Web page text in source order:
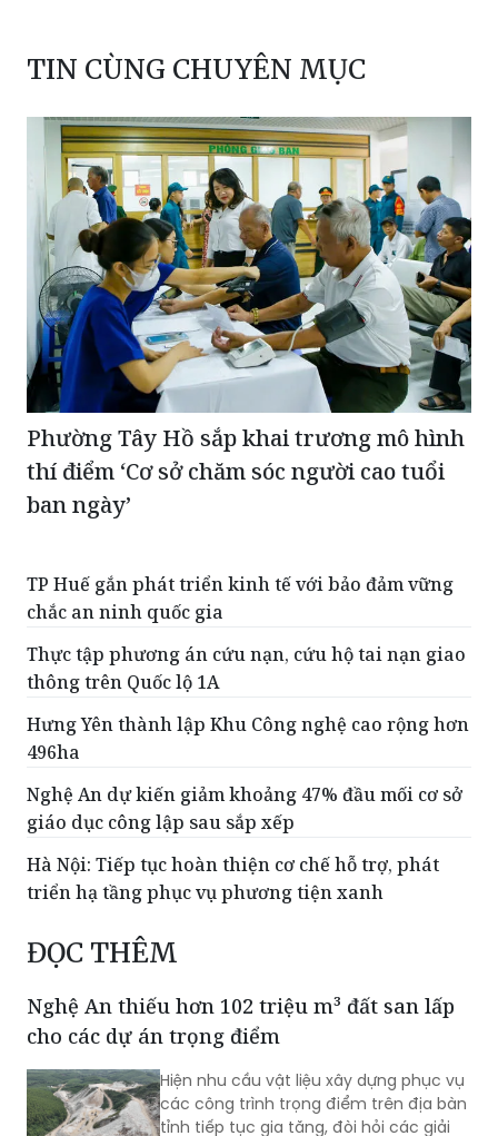
TIN CÙNG CHUYÊN MỤC
Phường Tây Hồ sắp khai trương mô hình
thí điểm ‘Cơ sở chăm sóc người cao tuổi
ban ngày’
TP Huế gắn phát triển kinh tế với bảo đảm vững
chắc an ninh quốc gia
Thực tập phương án cứu nạn, cứu hộ tai nạn giao
thông trên Quốc lộ 1A
Hưng Yên thành lập Khu Công nghệ cao rộng hơn
496ha
Nghệ An dự kiến giảm khoảng 47% đầu mối cơ sở
giáo dục công lập sau sắp xếp
Hà Nội: Tiếp tục hoàn thiện cơ chế hỗ trợ, phát
triển hạ tầng phục vụ phương tiện xanh
ĐỌC THÊM
Nghệ An thiếu hơn 102 triệu m³ đất san lấp
cho các dự án trọng điểm
Hiện nhu cầu vật liệu xây dựng phục vụ
các công trình trọng điểm trên địa bàn
tỉnh tiếp tục gia tăng, đòi hỏi các giải